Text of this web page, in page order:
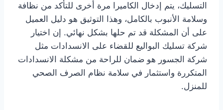
التسليك، يتم إدخال الكاميرا مرة أخرى للتأكد من نظافة
وسلامة الأنبوب بالكامل، وهذا التوثيق هو دليل العميل
على أن المشكلة قد تم حلها بشكل نهائي. إن اختيار
شركة تسليك البواليع للقضاء على الانسدادات مثل
شركة الجسور هو ضمان للراحة من مشكلة الانسدادات
المتكررة واستثمار في سلامة نظام الصرف الصحي
للمنزل.